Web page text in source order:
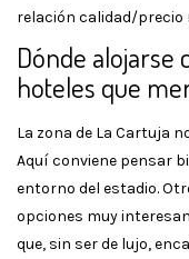
relación calidad/precio
Dónde alojarse
hoteles que
La zona de La Cartuja
Aquí conviene pensar
entorno del estadio.
opciones muy
que, sin ser de lujo,